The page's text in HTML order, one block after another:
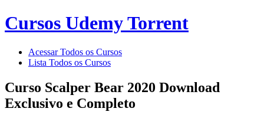
Cursos Udemy Torrent
Acessar Todos os Cursos
Lista Todos os Cursos
Curso Scalper Bear 2020 Download
Exclusivo e Completo